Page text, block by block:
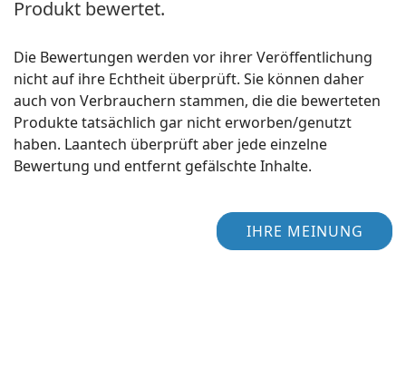
Produkt bewertet.
Die Bewertungen werden vor ihrer Veröffentlichung
nicht auf ihre Echtheit überprüft. Sie können daher
auch von Verbrauchern stammen, die die bewerteten
Produkte tatsächlich gar nicht erworben/genutzt
haben. Laantech überprüft aber jede einzelne
Bewertung und entfernt gefälschte Inhalte.
IHRE MEINUNG